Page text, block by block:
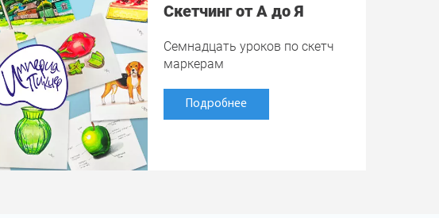
Скетчинг от А до Я
Семнадцать уроков по скетч
маркерам
Подробнее